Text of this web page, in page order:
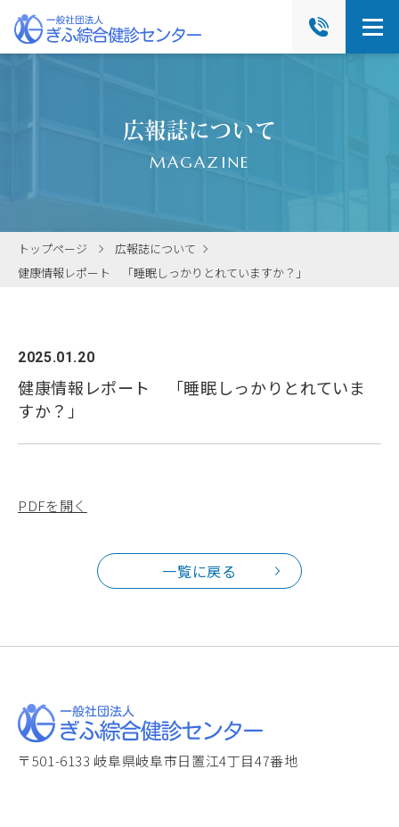
広報誌について
MAGAZINE
トップページ
広報誌について
健康情報レポート 「睡眠しっかりとれていますか？」
2025.01.20
健康情報レポート 「睡眠しっかりとれていま
すか？」
PDFを開く
一覧に戻る
〒501-6133 岐阜県岐阜市日置江4丁目47番地